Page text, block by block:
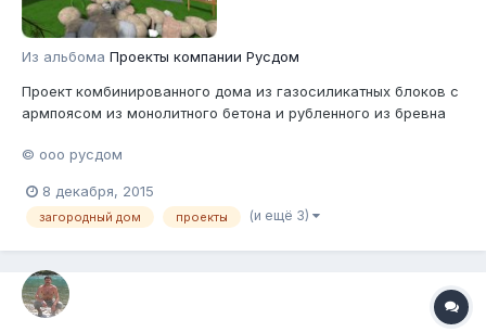
Из альбома Проекты компании Русдом
Проект комбинированного дома из газосиликатных блоков с
армпоясом из монолитного бетона и рубленного из бревна
http://www.rusdom.ru/projects-combo/negotiant/
© ооо русдом
8 декабря, 2015
загородный дом проекты (и ещё 3)